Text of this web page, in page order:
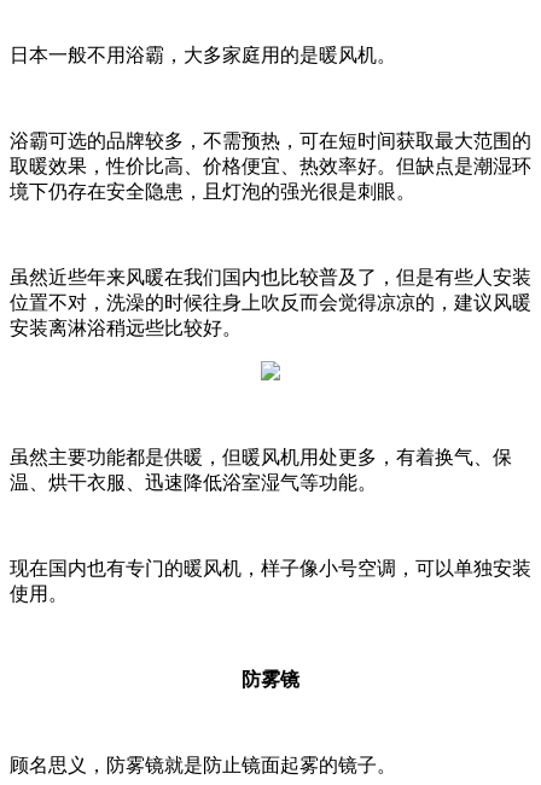
日本一般不用浴霸，大多家庭用的是暖风机。
浴霸可选的品牌较多，不需预热，可在短时间获取最大范围的
取暖效果，性价比高、价格便宜、热效率好。但缺点是潮湿环
境下仍存在安全隐患，且灯泡的强光很是刺眼。
虽然近些年来风暖在我们国内也比较普及了，但是有些人安装
位置不对，洗澡的时候往身上吹反而会觉得凉凉的，建议风暖
安装离淋浴稍远些比较好。
虽然主要功能都是供暖，但暖风机用处更多，有着换气、保
温、烘干衣服、迅速降低浴室湿气等功能。
现在国内也有专门的暖风机，样子像小号空调，可以单独安装
使用。
防雾镜
顾名思义，防雾镜就是防止镜面起雾的镜子。